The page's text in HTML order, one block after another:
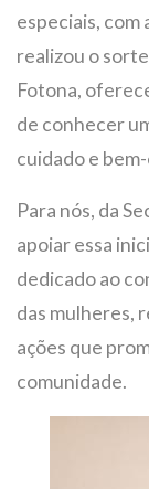
especiais, com
realizou o
Fotona,
de conhecer
cuidado e
Para nós, da
apoiar essa
dedicado ao
das mulheres,
ações que
comunidade.